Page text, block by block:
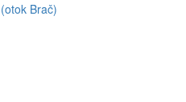
Brač)